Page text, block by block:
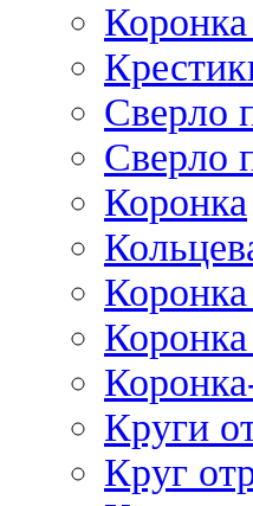
Сверло
Сверло
Коронка
Круги
Круг